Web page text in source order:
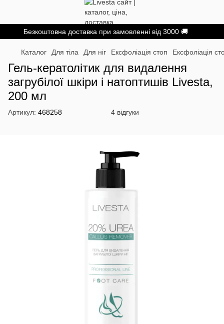
Безкоштовна доставка при замовленні від 3000 🚚
Каталог Для тіла Для ніг Ексфоліація стоп Ексфоліація
Гель-кератолітик для видалення
загрубілої шкіри і натоптишів Livesta,
200 мл
Артикул: 468258 4 відгуки